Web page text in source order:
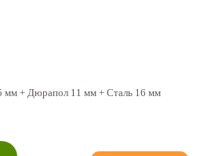
мм + Дюрапол 11 мм + Сталь 16 мм